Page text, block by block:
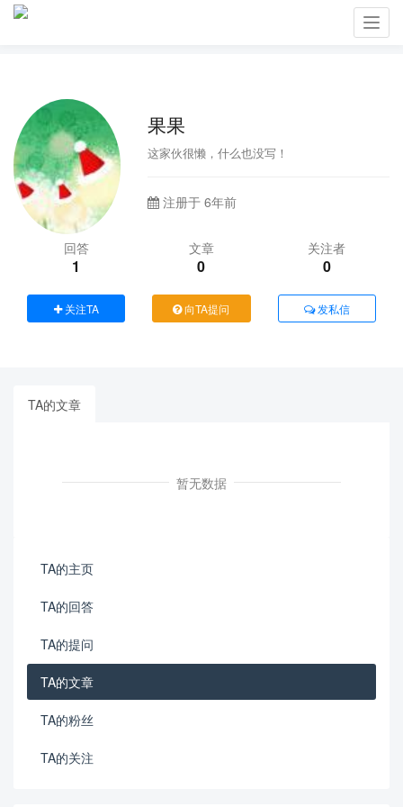
果果
这家伙很懒，什么也没写！
注册于 6年前
回答
1
文章
0
关注者
0
关注TA 向TA提问 发私信
TA的文章
暂无数据
TA的主页
TA的回答
TA的提问
TA的文章
TA的粉丝
TA的关注